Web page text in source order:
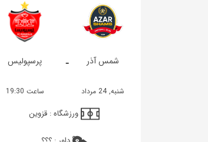
- شمس آذر پرسپولیس
شنبه, 24 مرداد ساعت 19:30
ورزشگاه :قزوین